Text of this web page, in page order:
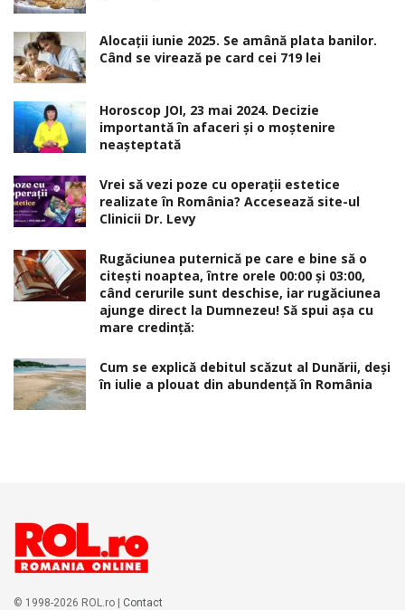
Alocaţii iunie 2025. Se amână plata banilor.
Când se virează pe card cei 719 lei
Horoscop JOI, 23 mai 2024. Decizie
importantă în afaceri şi o moştenire
neaşteptată
Vrei să vezi poze cu operații estetice
realizate în România? Accesează site-ul
Clinicii Dr. Levy
Rugăciunea puternică pe care e bine să o
citești noaptea, între orele 00:00 și 03:00,
când cerurile sunt deschise, iar rugăciunea
ajunge direct la Dumnezeu! Să spui așa cu
mare credință:
Cum se explică debitul scăzut al Dunării, deși
în iulie a plouat din abundență în România
© 1998-2026 ROL.ro | Contact